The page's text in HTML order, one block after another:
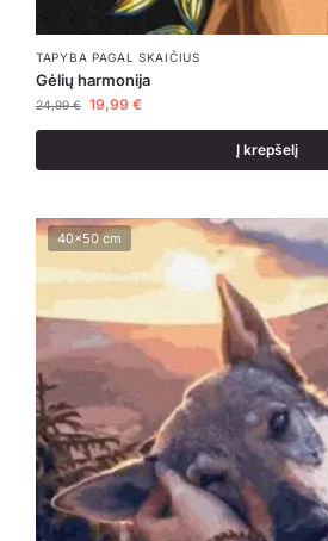
TAPYBA PAGAL SKAIČIUS
Gėlių harmonija
24,99€ 19,99 €
Į krepšelį
40x50 cm